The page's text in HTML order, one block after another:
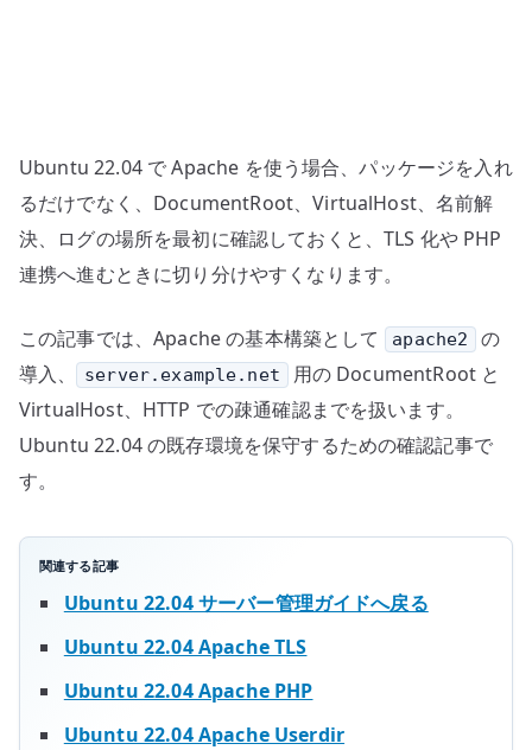
Ubuntu 22.04 で Apache を使う場合、パッケージを入れ
るだけでなく、DocumentRoot、VirtualHost、名前解
決、ログの場所を最初に確認しておくと、TLS 化や PHP
連携へ進むときに切り分けやすくなります。
この記事では、Apache の基本構築として apache2
の
導入、
server.example.net
用の DocumentRoot と
VirtualHost、HTTP での疎通確認までを扱います。
Ubuntu 22.04 の既存環境を保守するための確認記事で
す。
関連する記事
Ubuntu 22.04 サーバー管理ガイドへ戻る
Ubuntu 22.04 Apache TLS
Ubuntu 22.04 Apache PHP
Ubuntu 22.04 Apache Userdir